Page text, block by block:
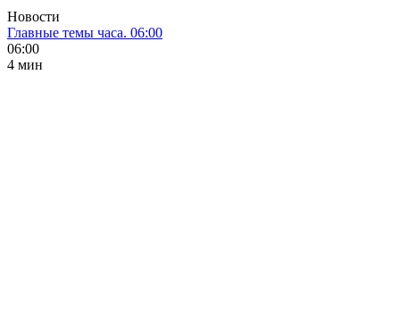
Новости
Главные темы часа. 06:00
06:00
4 мин